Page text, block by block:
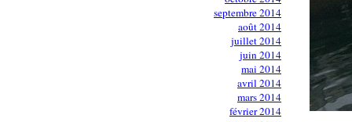
septembre 2014
août 2014
juillet 2014
juin 2014
mai 2014
avril 2014
mars 2014
février 2014